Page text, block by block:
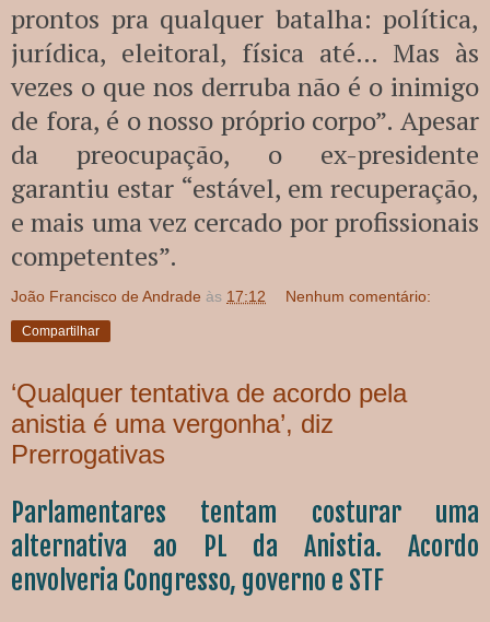
prontos pra qualquer batalha: política,
jurídica, eleitoral, física até… Mas às
vezes o que nos derruba não é o inimigo
de fora, é o nosso próprio corpo”. Apesar
da preocupação, o ex-presidente
garantiu estar “estável, em recuperação,
e mais uma vez cercado por profissionais
competentes”.
João Francisco de Andrade às 17:12 Nenhum comentário:
Compartilhar
‘Qualquer tentativa de acordo pela
anistia é uma vergonha’, diz
Prerrogativas
Parlamentares tentam costurar uma
alternativa ao PL da Anistia. Acordo
envolveria Congresso, governo e STF